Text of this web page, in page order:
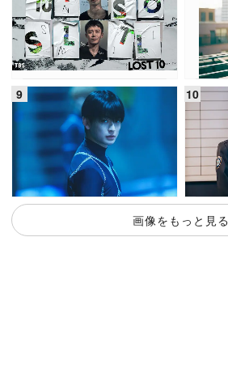
画像をもっと見る